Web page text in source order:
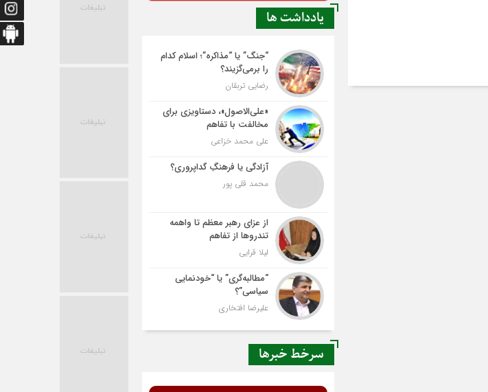
یادداشت ها
“جنگ” یا “مذاکره”؛ اسلام کدام
را برمی‌گزیند؟
رضایی تربقان
«علی‌الاصول»، دستاویزی برای
مخالفت با تفاهم
علی محمد خزاعی
آزادگی یا فرهنگِ گداپروری؟
محمد قلی پور
از عزای رهبر معظم تا واهمه
تندروها از تفاهم
لیلا قرایی
“مطالبه‌گری” یا “خودنمایی
سیاسی”؟
علیرضا افتخاری
سرخط خبرها